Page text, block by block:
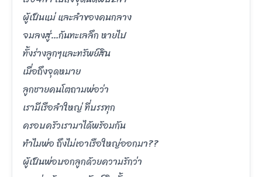
ผู้เป็นแม่ และลำของคนกลาง
จมลงสู่…ก้นทะเลลึก หายไป
ทั้งร่างลูกๆและทรัพย์สิน
เมื่อถึงจุดหมาย
ลูกชายคนโตถามพ่อว่า
เรามีเรือลำใหญ่ ที่บรรทุก
ครอบครัวเรามาได้พร้อมกัน
ทำไมพ่อ ถึงไม่เอาเรือใหญ่ออกมา??
ผู้เป็นพ่อบอกลูกด้วยความรักว่า